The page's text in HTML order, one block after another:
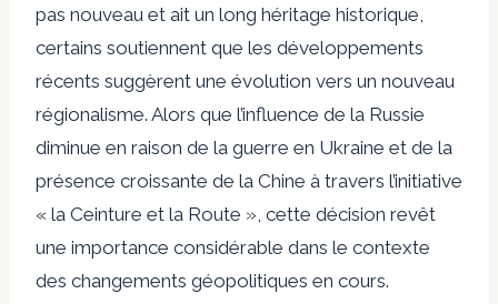
pas nouveau et ait un long héritage historique,
certains soutiennent que les développements
récents suggèrent une évolution vers un nouveau
régionalisme. Alors que l’influence de la Russie
diminue en raison de la guerre en Ukraine et de la
présence croissante de la Chine à travers l’initiative
« la Ceinture et la Route », cette décision revêt
une importance considérable dans le contexte
des changements géopolitiques en cours.